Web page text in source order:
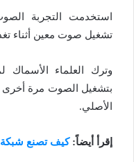
استخدمت التجربة
تشغيل صوت معين أثناء
وترك العلماء
بتشغيل الصوت مرة أخرى
الأصلي.
إقرأ أيضاً:كيف تصنع